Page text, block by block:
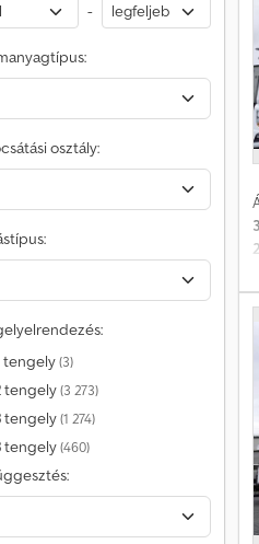
-
osztály:
tengely(3)
tengely(3 273)
tengely(1 274)
tengely(460)